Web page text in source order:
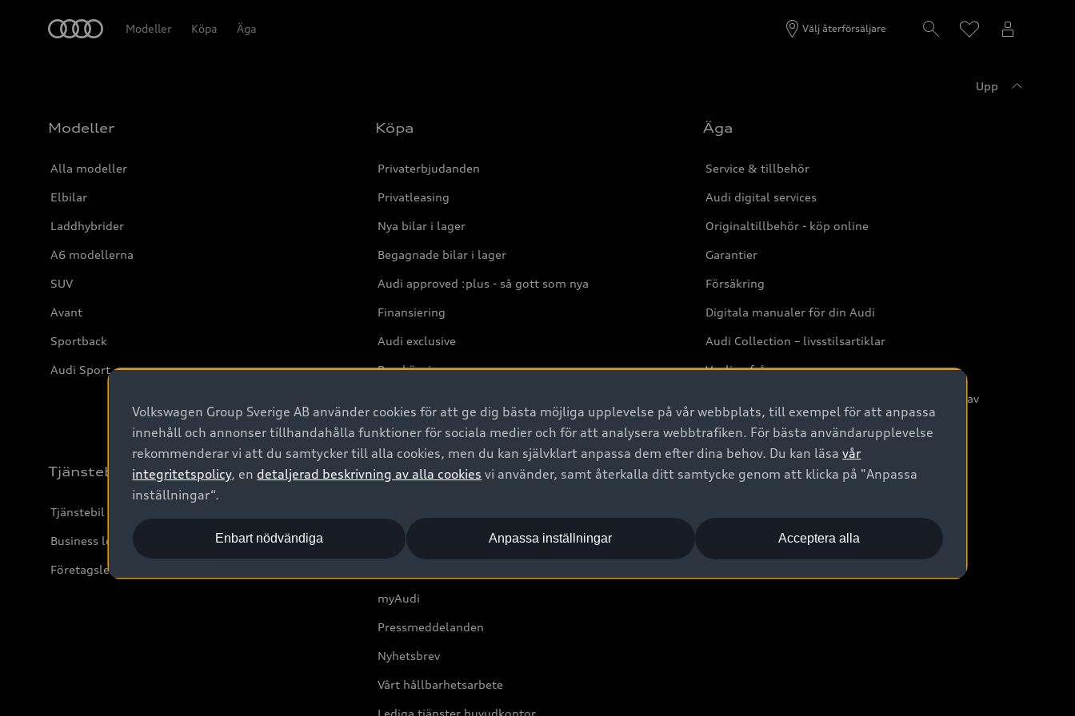
Modeller Köpa Äga Välj återförsäljare
Upp
Modeller
Alla modeller
Elbilar
Laddhybrider
A6 modellerna
SUV
Avant
Sportback
Audi Sport
Köpa
Privaterbjudanden
Privatleasing
Nya bilar i lager
Begagnade bilar i lager
Audi approved :plus - så gott som nya
Finansiering
Audi exclusive
Provkörning
Äga
Service & tillbehör
Audi digital services
Originaltillbehör - köp online
Garantier
Försäkring
Digitala manualer för din Audi
Audi Collection – livsstilsartiklar
Vanliga frågor
2G/3G nätet stängs ned - Hur påverkas min bil av
detta?
Tjänstebil
Tjänstebil
Business lease online
Företagsleasing
Om Audi Sverige
Boka Service online
myAudi
Pressmeddelanden
Nyhetsbrev
Vårt hållbarhetsarbete
Lediga tjänster huvudkontor
Volkswagen Group Sverige AB använder cookies för att ge dig bästa möjliga upplevelse på vår webbplats, till exempel för att anpassa
innehåll och annonser tillhandahålla funktioner för sociala medier och för att analysera webbtrafiken. För bästa användarupplevelse
rekommenderar vi att du samtycker till alla cookies, men du kan självklart anpassa dem efter dina behov. Du kan läsavår
integritetspolicy, en detaljerad beskrivning av alla cookies vi använder, samt återkalla ditt samtycke genom att klicka på "Anpassa
inställningar“.
Acceptera alla
Enbart nödvändiga Anpassa inställningar